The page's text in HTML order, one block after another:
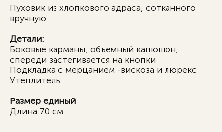
Пуховик из хлопкового адраса, сотканного
вручную
Детали:
Боковые карманы, объемный капюшон,
спереди застегивается на кнопки
Подкладка с мерцанием -вискоза и люрекс
Утеплитель
Размер единый
Длина 70 см